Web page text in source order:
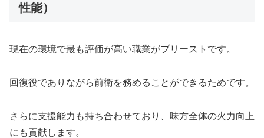
性能）
現在の環境で最も評価が高い職業がプリーストです。
回復役でありながら前衛を務めることができるためです。
さらに支援能力も持ち合わせており、味方全体の火力向上
にも貢献します。